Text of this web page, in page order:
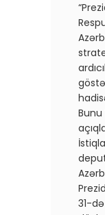
Bunu
31-də